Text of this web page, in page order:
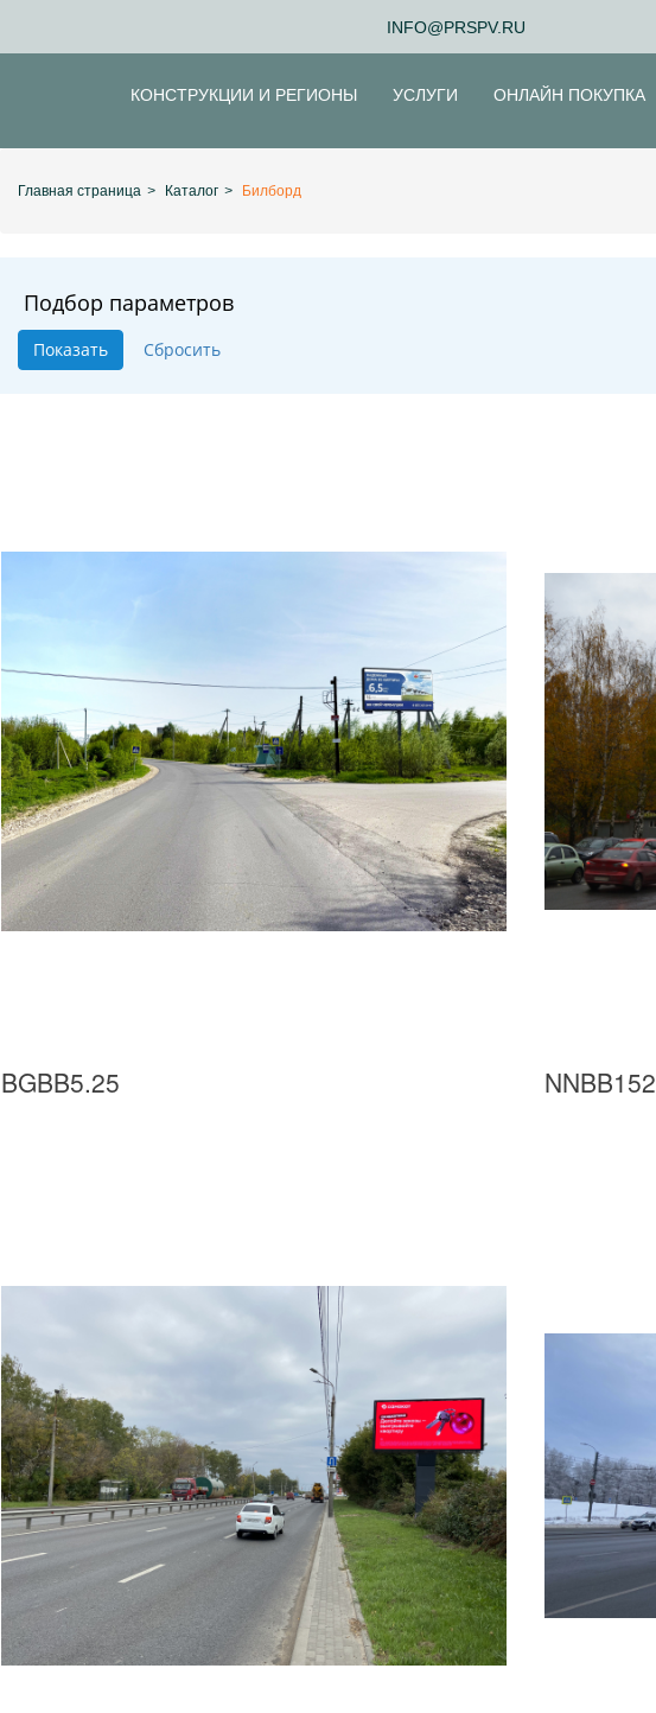
INFO@PRSPV.RU
КОНСТРУКЦИИ И РЕГИОНЫ УСЛУГИ ОНЛАЙН ПОКУПКА
Главная страница > Каталог > Билборд
Подбор параметров
BGBB5.25 NNBB152